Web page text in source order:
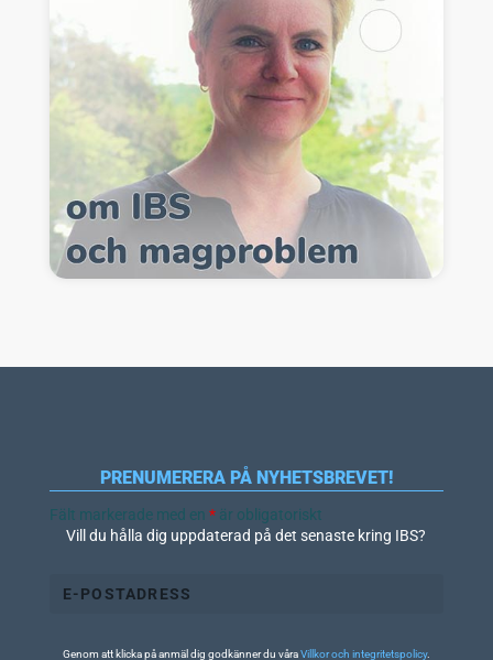
PRENUMERERA PÅ NYHETSBREVET!
Fält markerade med en *är obligatoriskt
Vill du hålla dig uppdaterad på det senaste kring IBS?
Genom att klicka på anmäl dig godkänner du våraVillkor och integritetspolicy.